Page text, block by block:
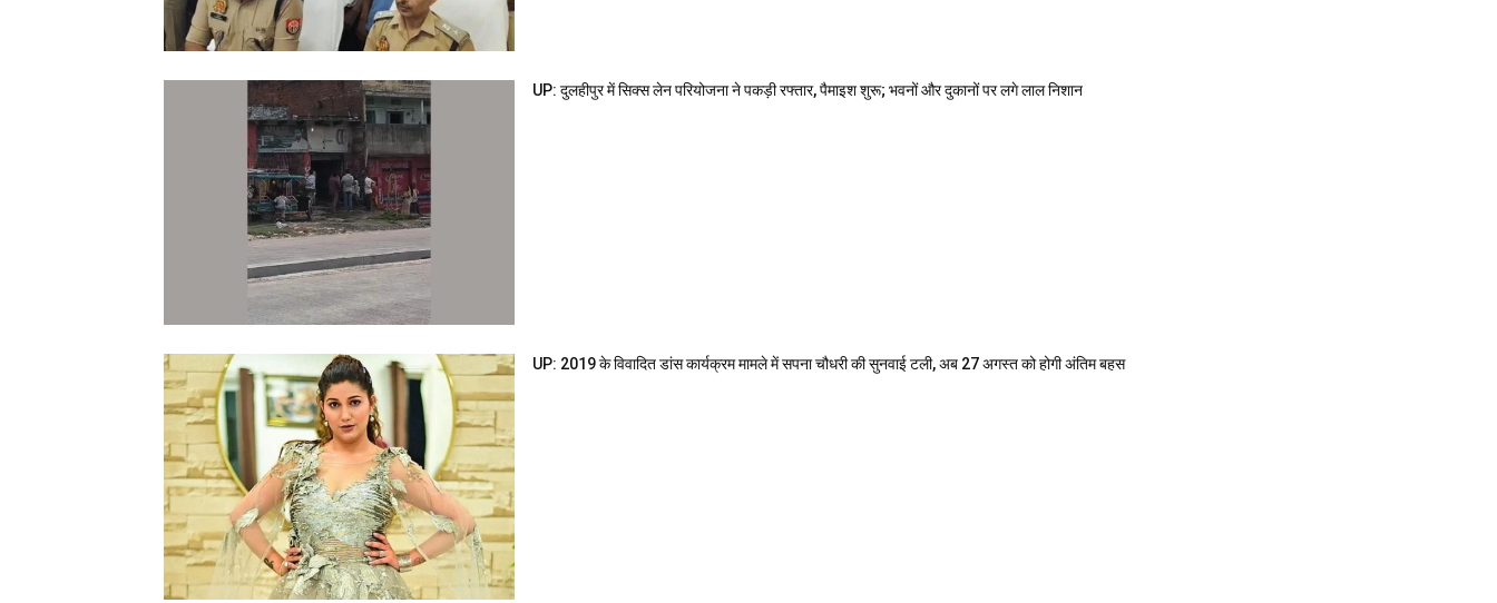
UP: दुलहीपुर में सिक्स लेन परियोजना ने पकड़ी रफ्तार, पैमाइश शुरू; भवनों और दुकानों पर लगे लाल निशान
UP: 2019 के विवादित डांस कार्यक्रम मामले में सपना चौधरी की सुनवाई टली, अब 27 अगस्त को होगी अंतिम बहस